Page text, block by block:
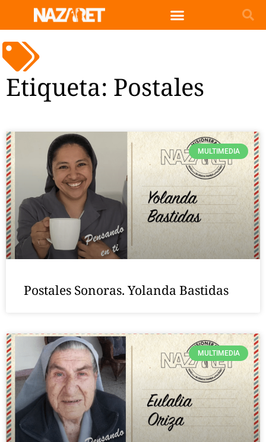
Etiqueta: Postales
MULTIMEDIA
Postales Sonoras. Yolanda Bastidas
MULTIMEDIA